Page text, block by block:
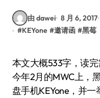
由 dawei 8 月 6, 2017
#KEYone #邀请函 #黑莓
本文大概533字，读完需要1分钟【机锋资讯】早在
今年2月的MWC上，
盘手机KEYone，并